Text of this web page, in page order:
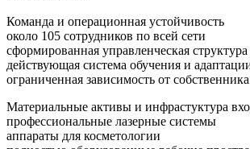
Команда и операционная устойчивость
около 105 сотрудников по всей сети
сформированная управленческая структура
действующая система обучения и
ограниченная зависимость от собственника
Материальные активы и инфрастуктура
профессиональные лазерные системы
аппараты для косметологии